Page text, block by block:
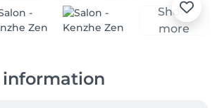
Show
more